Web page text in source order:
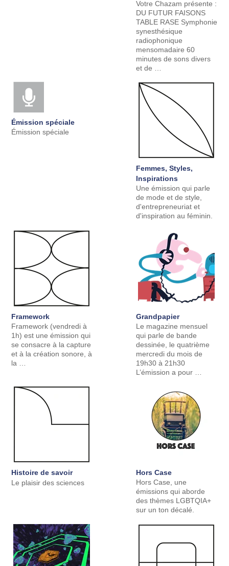
Votre Chazam présente :
DU FUTUR FAISONS
TABLE RASE Symphonie
synesthésique
radiophonique
mensomadaire 60
minutes de sons divers
et de …
Émission spéciale
Émission spéciale
Femmes, Styles,
Inspirations
Une émission qui parle
de mode et de style,
d'entrepreneuriat et
d'inspiration au féminin.
Framework
Framework (vendredi à
1h) est une émission qui
se consacre à la capture
et à la création sonore, à
la …
Grandpapier
Le magazine mensuel
qui parle de bande
dessinée, le quatrième
mercredi du mois de
19h30 à 21h30
L’émission a pour …
Histoire de savoir
Le plaisir des sciences
Hors Case
Hors Case, une
émissions qui aborde
des thèmes LGBTQIA+
sur un ton décalé.